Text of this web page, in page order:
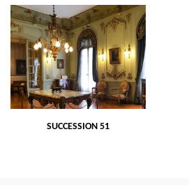
SUCCESSION 51